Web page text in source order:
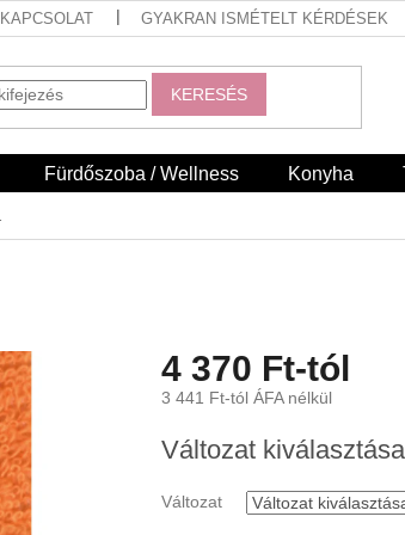
KAPCSOLAT GYAKRAN ISMÉTELT KÉRDÉSEK
KERESÉS
Fürdőszoba / Wellness Konyha
4 370 Ft-tól
3 441 Ft-tól ÁFA nélkül
Változat kiválasztása
Változat